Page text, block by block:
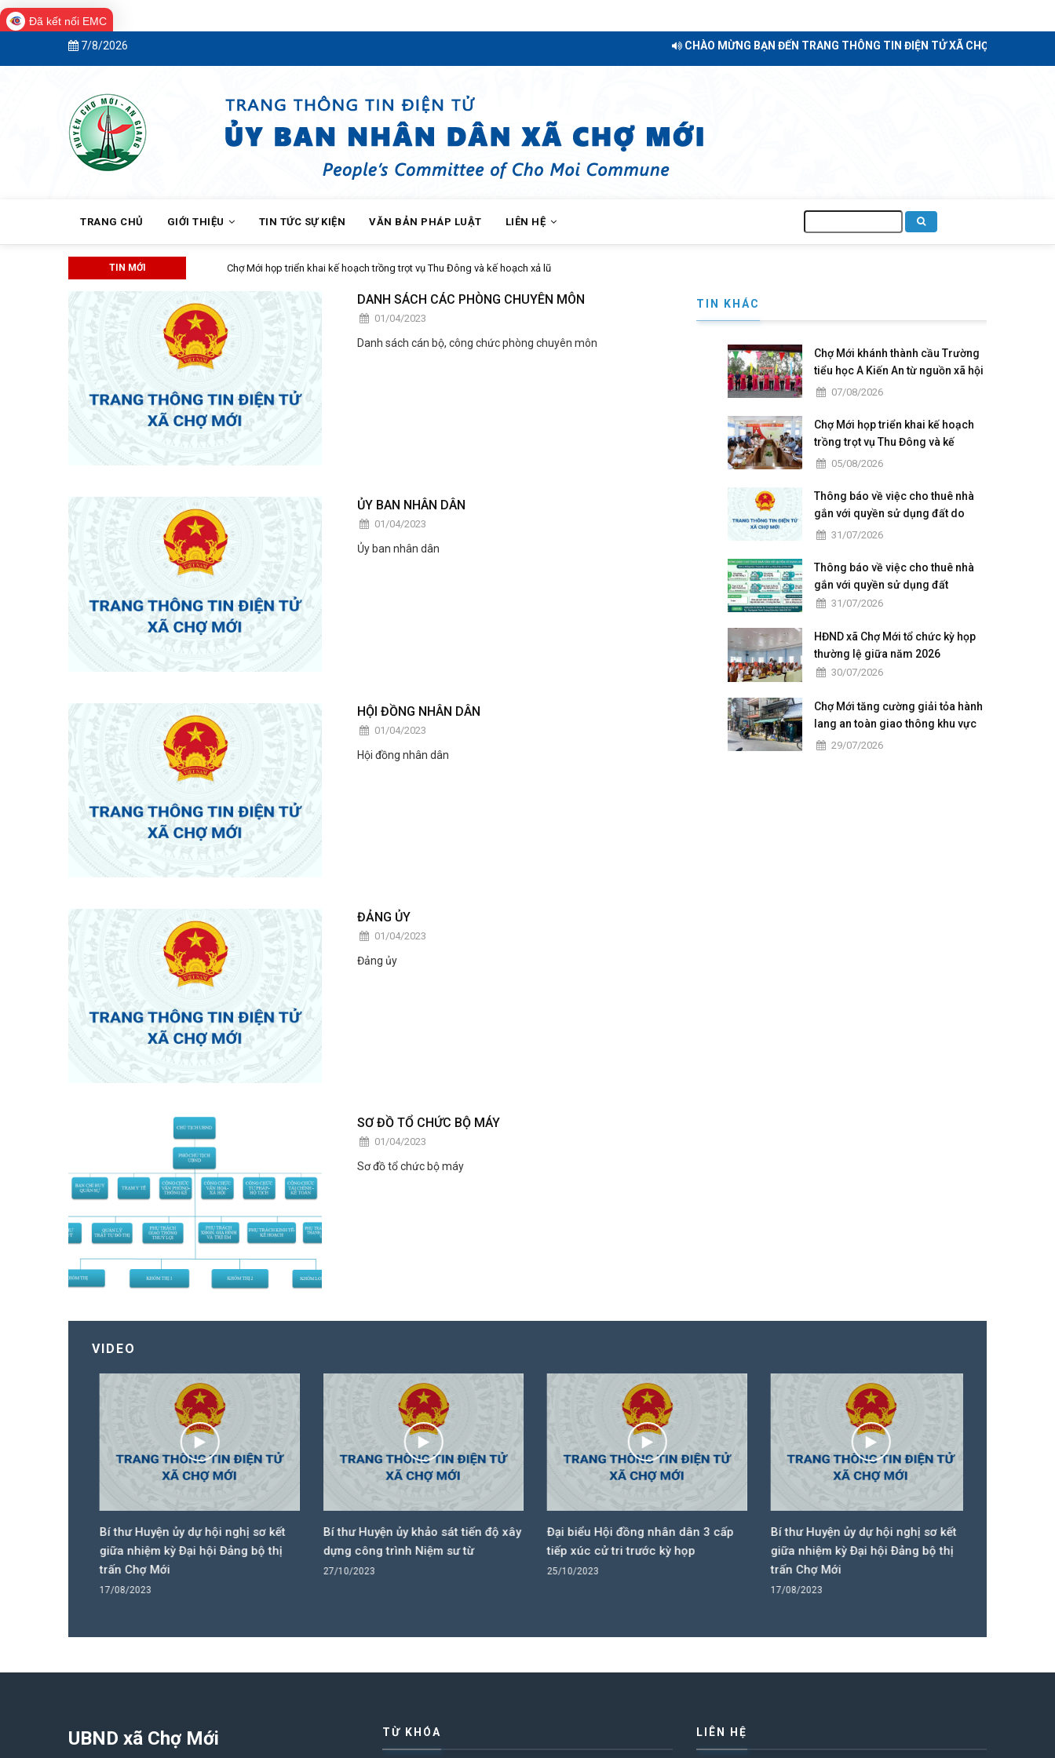
Đã kết nối EMC
7/8/2026 CHÀO MỪNG BẠN ĐẾN TRANG THÔNG TIN ĐIỆN TỬ XÃ CHỢ MỚI - TỈNH AN
NAVIGATION
TRANG CHỦ GIỚI THIỆU TIN TỨC SỰ KIỆN VĂN BẢN PHÁP LUẬT LIÊN HỆ
kiếm
TIN MỚI Chợ Mới họp triển khai kế hoạch trồng trọt vụ Thu Đông và kế hoạch xả lũ
DANH SÁCH CÁC PHÒNG CHUYÊN MÔN
01/04/2023
Danh sách cán bộ, công chức phòng chuyên môn
ỦY BAN NHÂN DÂN
01/04/2023
Ủy ban nhân dân
HỘI ĐỒNG NHÂN DÂN
01/04/2023
Hội đồng nhân dân
ĐẢNG ỦY
01/04/2023
Đảng ủy
SƠ ĐỒ TỔ CHỨC BỘ MÁY
01/04/2023
Sơ đồ tổ chức bộ máy
TIN KHÁC
Chợ Mới khánh thành cầu Trường
tiểu học A Kiến An từ nguồn xã hội
hoá07/08/2026
Chợ Mới họp triển khai kế hoạch
trồng trọt vụ Thu Đông và kế
hoạch xả lũ
05/08/2026
Thông báo về việc cho thuê nhà
gắn với quyền sử dụng đất do
Trung tâm Dịch vụ tổng hợp xã
31/07/2026
Thông báo về việc cho thuê nhà
gắn với quyền sử dụng đất
31/07/2026
HĐND xã Chợ Mới tổ chức kỳ họp
thường lệ giữa năm 2026
30/07/2026
Chợ Mới tăng cường giải tỏa hành
lang an toàn giao thông khu vực
trung tâm
29/07/2026
VIDEO
Bí thư Huyện ủy dự hội nghị sơ kết
giữa nhiệm kỳ Đại hội Đảng bộ thị
trấn Chợ Mới
17/08/2023
Bí thư Huyện ủy khảo sát tiến độ xây
dựng công trình Niệm sư từ
27/10/2023
Đại biểu Hội đồng nhân dân 3 cấp
tiếp xúc cử tri trước kỳ họp
25/10/2023
Bí thư Huyện ủy dự hội nghị sơ kết
giữa nhiệm kỳ Đại hội Đảng bộ thị
trấn Chợ Mới
17/08/2023
UBND xã Chợ Mới TỪ KHÓA LIÊN HỆ